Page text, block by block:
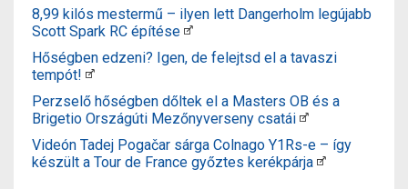
8,99 kilós mestermű – ilyen lett Dangerholm legújabb
Scott Spark RC építése
Hőségben edzeni? Igen, de felejtsd el a tavaszi
tempót!
Perzselő hőségben dőltek el a Masters OB és a
Brigetio Országúti Mezőnyverseny csatái
Videón Tadej Pogačar sárga Colnago Y1Rs-e – így
készült a Tour de France győztes kerékpárja